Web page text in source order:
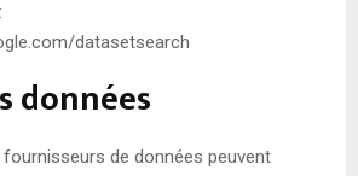
datasetsearch
données
de données peuvent